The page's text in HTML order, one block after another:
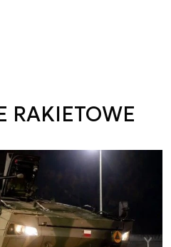
RAKIETOWE